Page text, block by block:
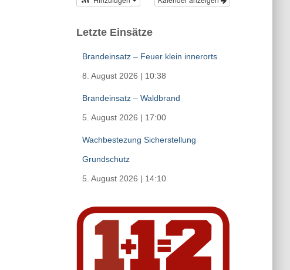
Letzte Einsätze
Brandeinsatz – Feuer klein innerorts
8. August 2026 | 10:38
Brandeinsatz – Waldbrand
5. August 2026 | 17:00
Wachbestezung Sicherstellung
Grundschutz
5. August 2026 | 14:10